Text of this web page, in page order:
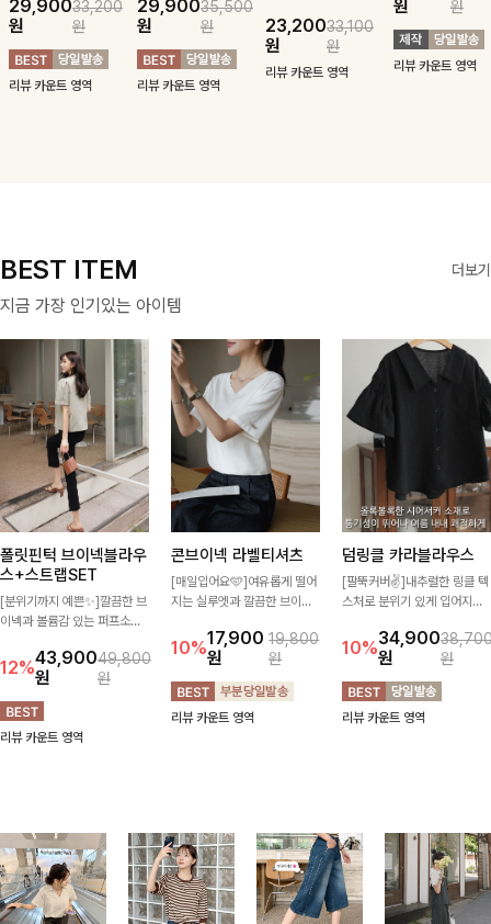
귀여운 퍼피 펜던
트로 포인트를 선
사하는 니트 가디
건을 소개할게요 :)
29,900
원
33,200
원
리뷰 카운트 영역
가 되어주는 니트:)
카라와 버튼 디테
일로 밋밋함을 덜
어냈고 린넨 혼방
소재로 입자마자
29,900
원
35,500
원
리뷰 카운트 영역
로 여름 잡아보자 !
23,200
원
33,100
원
리뷰 카운트 영역
패턴에 링클프리!
💙플레어지는 롱한
기장감까지 완벽한
데일리 원피스:B
원
원
리뷰 카운트 영역
BEST ITEM 더보기
지금 가장 인기있는 아이템
폴릿핀턱 브이넥블라우
스+스트랩SET
[분위기까지 예쁜✨]깔끔한 브
이넥과 볼륨감 있는 퍼프소매
허리 스트랩으로 원하는 핏을
연출할 수 있어 더욱 날씬해 보
이며, 데님부터 슬랙스까지 매
치만으로도 분위기 있는 스타
일이 완성됩니다🌸
12%43,900
원
49,800
원
리뷰 카운트 영역
콘브이넥 라벨티셔츠
[매일입어요🩵]여유롭게 떨어
지는 실루엣과 깔끔한 브이넥
좋은 티셔츠- 소매 라벨 디테
일이 은은한 포인트를 더해 심
플하면서도 센스 있는 스타일
을 완성해드려요!
10%17,900
원
19,800
원
리뷰 카운트 영역
덤링클 카라블라우스
[팔뚝커버✌]내추럴한 링클 텍
스처로 분위기 있게 입어지는
인에 여유로운 소매핏 더해져
여리하면서도 시원한 무드로
즐기기 좋아요-
10%34,900
원
원
리뷰 카운트 영역